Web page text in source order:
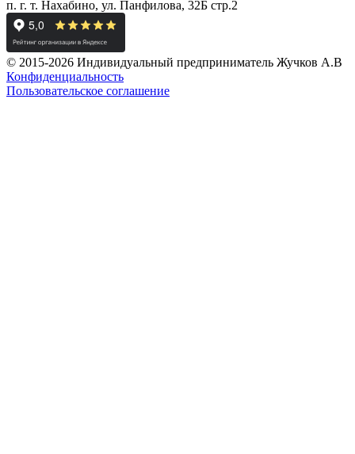
п. г. т. Нахабино, ул. Панфилова, 32Б стр.2
© 2015-2026 Индивидуальный предприниматель Жучков А.В
Конфиденциальность
Пользовательское соглашение